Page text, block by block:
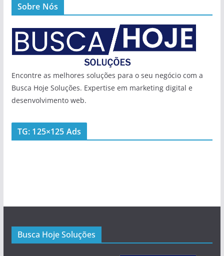
Sobre Nós
Encontre as melhores soluções para o seu negócio com a
Busca Hoje Soluções. Expertise em marketing digital e
desenvolvimento web.
TG: 125×125 Ads
Busca Hoje Soluções